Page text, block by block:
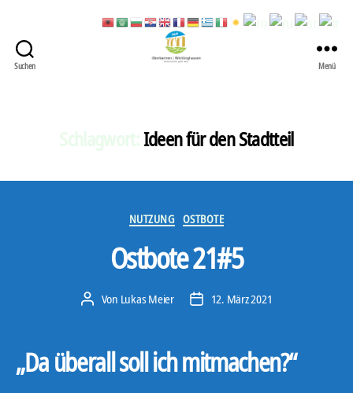
Suchen
Stadt
Menü
Ideen für den Stadtteil
Kategorien
NUTZUNG OSTBOTE
Ostbote 21#5
Beitragsautor
Von Lukas Meier Veröffentlichungsdatum
12. März 2021
„Da überall soll ich mitmachen?“